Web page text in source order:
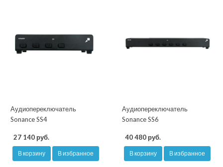
Аудиопереключатель
Sonance SS4
27 140 руб.
В корзину В избранное
Аудиопереключатель
Sonance SS6
40 480 руб.
В корзину В избранное